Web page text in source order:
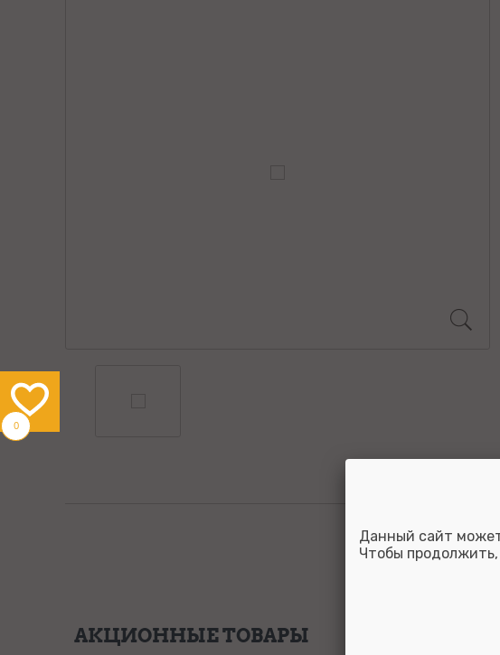
АКЦИОННЫЕ ТОВАРЫ
0
Данный сайт
Чтобы